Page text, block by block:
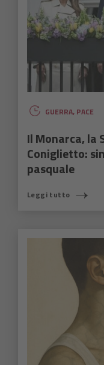
GUERRA, PACE
Il Monarca, la
Coniglietto:
pasquale
Leggi tutto